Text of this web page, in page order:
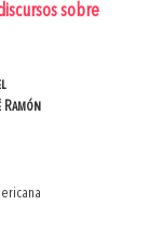
sobre